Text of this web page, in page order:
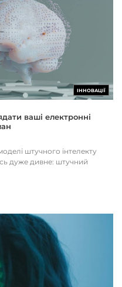
ІННОВАЦІЇ
ваші електронні
штучного інтелекту
дуже дивне: штучний